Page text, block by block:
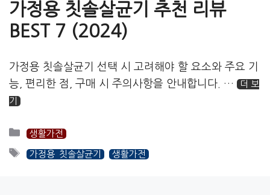
가정용 칫솔살균기 추천 리뷰
BEST 7 (2024)
가정용 칫솔살균기 선택 시 고려해야 할 요소와 주요 기
능, 편리한 점, 구매 시 주의사항을 안내합니다. …
더 보
기
카
테
생활가전
태
가정용 칫솔살균기 생활가전